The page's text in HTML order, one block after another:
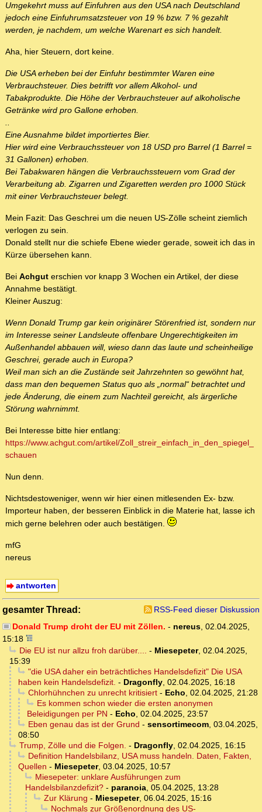
Umgekehrt muss auf Einfuhren aus den USA nach Deutschland
jedoch eine Einfuhrumsatzsteuer von 19 % bzw. 7 % gezahlt
werden, je nachdem, um welche Warenart es sich handelt.
Aha, hier Steuern, dort keine.
Die USA erheben bei der Einfuhr bestimmter Waren eine
Verbrauchsteuer. Dies betrifft vor allem Alkohol- und
Tabakprodukte. Die Höhe der Verbrauchsteuer auf alkoholische
Getränke wird pro Gallone erhoben.
..
Eine Ausnahme bildet importiertes Bier.
Hier wird eine Verbrauchssteuer von 18 USD pro Barrel (1 Barrel =
31 Gallonen) erhoben.
Bei Tabakwaren hängen die Verbrauchssteuern vom Grad der
Verarbeitung ab. Zigarren und Zigaretten werden pro 1000 Stück
mit einer Verbrauchsteuer belegt.
Mein Fazit: Das Geschrei um die neuen US-Zölle scheint ziemlich
verlogen zu sein.
Donald stellt nur die schiefe Ebene wieder gerade, soweit ich das in
Kürze übersehen kann.
Bei Achgut erschien vor knapp 3 Wochen ein Artikel, der diese
Annahme bestätigt.
Kleiner Auszug:
Wenn Donald Trump gar kein originärer Störenfried ist, sondern nur
im Interesse seiner Landsleute offenbare Ungerechtigkeiten im
Außenhandel abbauen will, wieso dann das laute und scheinheilige
Geschrei, gerade auch in Europa?
Weil man sich an die Zustände seit Jahrzehnten so gewöhnt hat,
dass man den bequemen Status quo als „normal“ betrachtet und
jede Änderung, die einem zum Nachteil gereicht, als ärgerliche
Störung wahrnimmt.
Bei Interesse bitte hier entlang:
https://www.achgut.com/artikel/Zoll_streir_einfach_in_den_spiegel_
schauen
Nun denn.
Nichtsdestoweniger, wenn wir hier einen mitlesenden Ex- bzw.
Importeur haben, der besseren Einblick in die Materie hat, lasse ich
mich gerne belehren oder auch bestätigen.
mfG
nereus
antworten
gesamter Thread:
RSS-Feed dieser Diskussion
Donald Trump droht der EU mit Zöllen. - nereus, 02.04.2025,
15:18
Die EU ist nur allzu froh darüber.... - Miesepeter, 02.04.2025,
15:39
"die USA daher ein beträchtliches Handelsdefizit" Die USA
haben kein Handelsdefizit. - Dragonfly, 02.04.2025, 16:18
Chlorhühnchen zu unrecht kritisiert- Echo, 02.04.2025, 21:28
Es kommen schon wieder die ersten anonymen
Beleidigungen per PN - Echo, 02.04.2025, 23:57
Eben genau das ist der Grund - sensortimecom, 03.04.2025,
08:50
Trump, Zölle und die Folgen. - Dragonfly, 02.04.2025, 16:15
Definition Handelsbilanz, USA muss handeln. Daten, Fakten,
Quellen - Miesepeter, 03.04.2025, 10:57
Miesepeter: unklare Ausführungen zum
Handelsbilanzdefizit? - paranoia, 05.04.2025, 13:28
Zur Klärung - Miesepeter, 06.04.2025, 15:16
Nochmals zur Größenordnung des US-